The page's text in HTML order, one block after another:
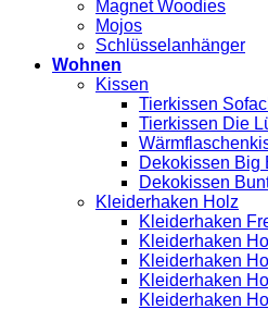
Magnet Woodies
Mojos
Schlüsselanhänger
Wohnen
Kissen
Tierkissen
Tierkissen Die
Dekokissen Big
Dekokissen
Kleiderhaken Holz
Kleiderhaken
Kleiderhaken
Kleiderhaken
Kleiderhaken
Kleiderhaken